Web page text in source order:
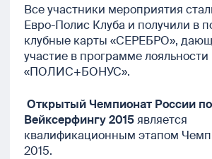
Все участники мероприятия
Евро-Полис Клуба и получили в
клубные карты «СЕРЕБРО»,
участие в программе лояльности
«ПОЛИС+БОНУС».
Открытый Чемпионат России по
Вейксерфингу 2015является
квалификационным этапом
2015.